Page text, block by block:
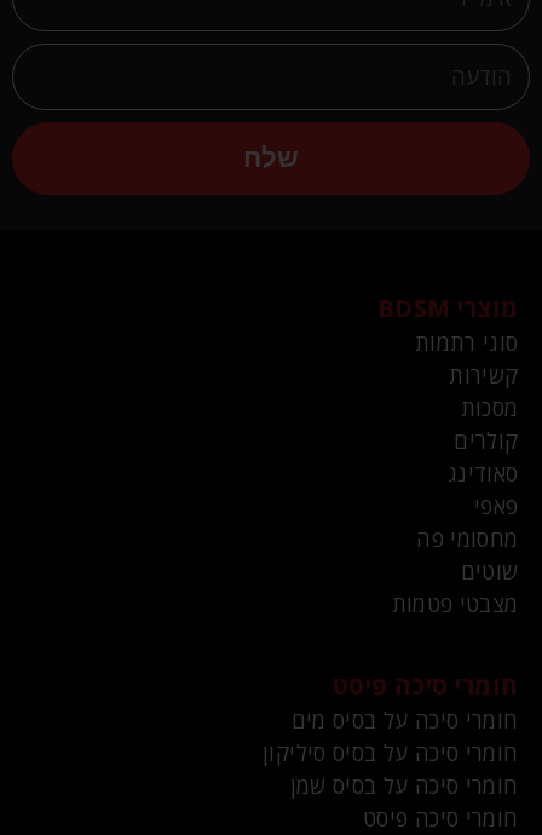
שלח
מוצרי BDSM
סוגי רתמות
קשירות
מסכות
קולרים
סאודינג
פאפי
מחסומי פה
שוטים
מצבטי פטמות
חומרי סיכה פיסט
חומרי סיכה על בסיס מים
חומרי סיכה על בסיס סיליקון
חומרי סיכה על בסיס שמן
חומרי סיכה פיסט